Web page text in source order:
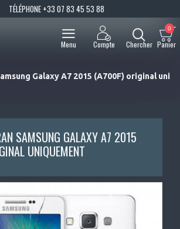
TÉLÉPHONE +33 07 83 45 53 88
0
Galaxy A7 2015 (A700F) original uni
SAMSUNG GALAXY A7 2015
UNIQUEMENT